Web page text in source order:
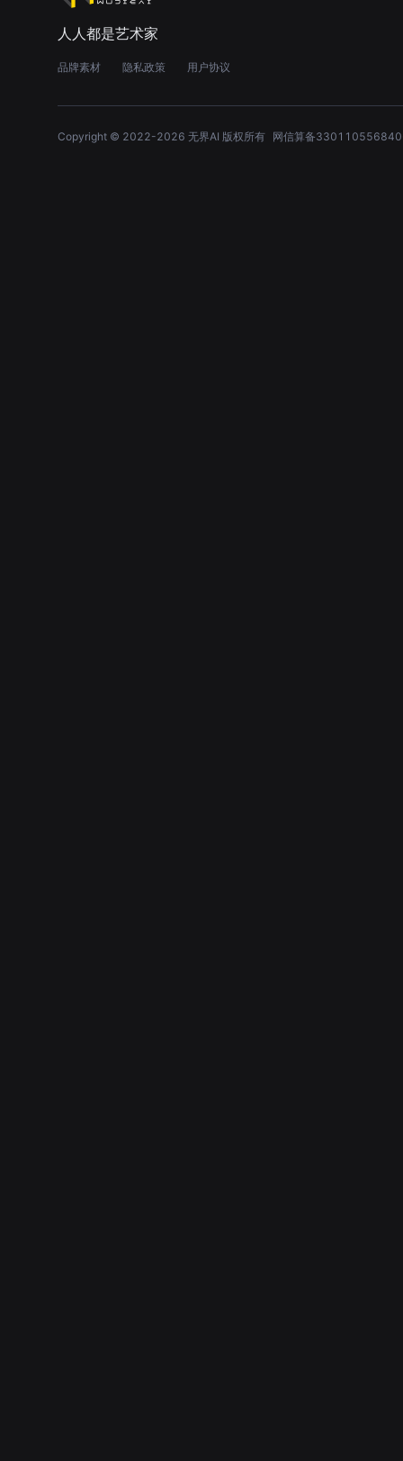
人人都是艺术家
品牌素材 隐私政策 用户协议
Copyright © 2022-2026 无界AI 版权所有 网信算备